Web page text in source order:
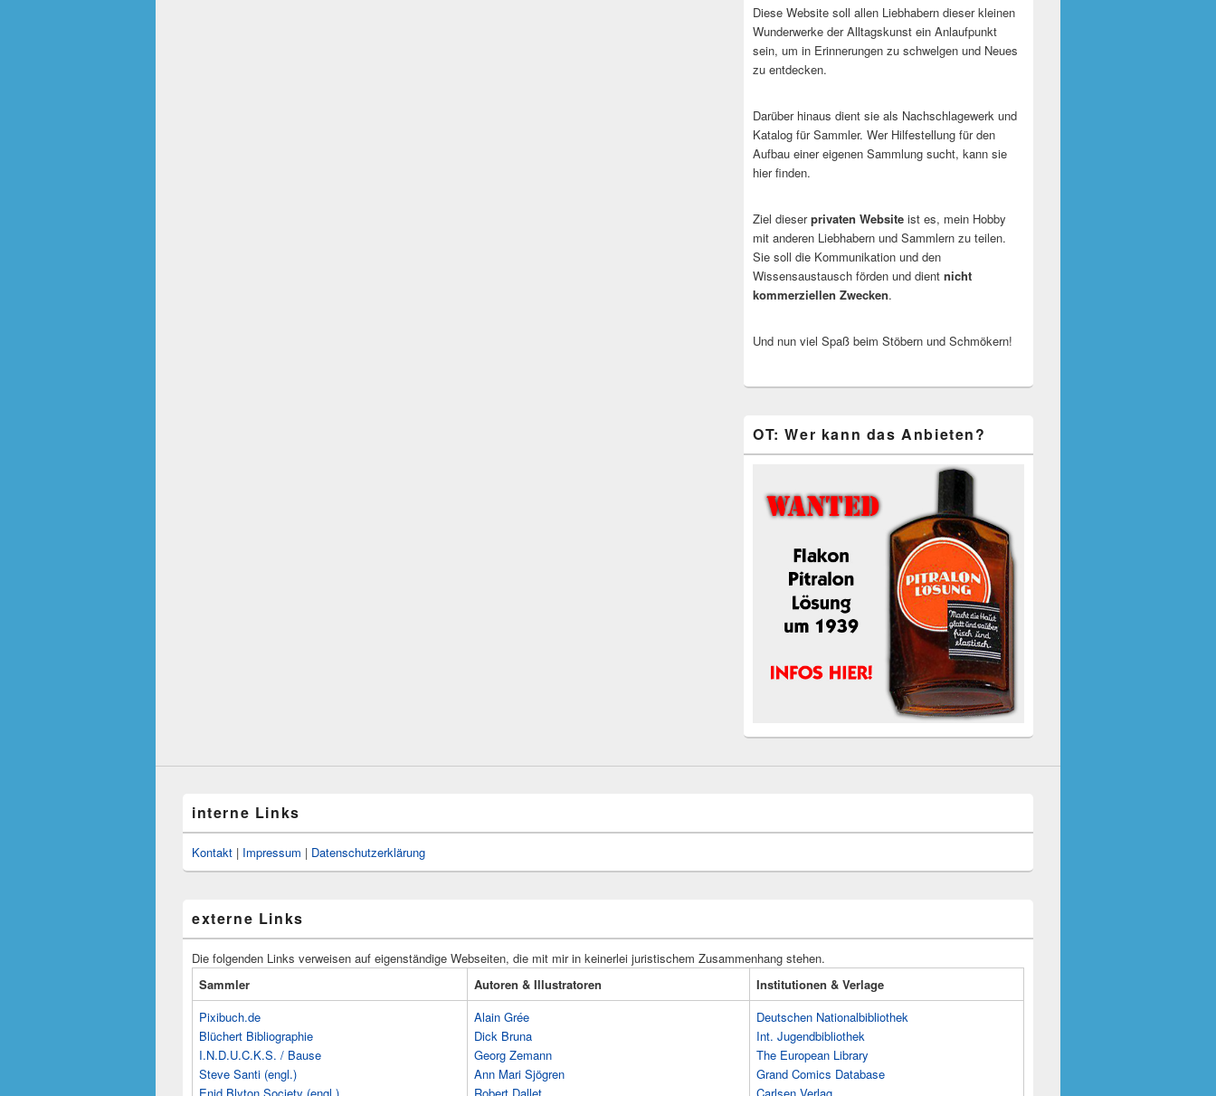
Diese Website soll allen Liebhabern dieser kleinen
Wunderwerke der Alltagskunst ein Anlaufpunkt
sein, um in Erinnerungen zu schwelgen und Neues
zu entdecken.
Darüber hinaus dient sie als Nachschlagewerk und
Katalog für Sammler. Wer Hilfestellung für den
Aufbau einer eigenen Sammlung sucht, kann sie
hier finden.
Ziel dieserprivaten Website ist es, mein Hobby
mit anderen Liebhabern und Sammlern zu teilen.
Sie soll die Kommunikation und den
Wissensaustausch förden und dient nicht
kommerziellen Zwecken.
Und nun viel Spaß beim Stöbern und Schmökern!
OT: Wer kann das Anbieten?
interne Links
Kontakt | Impressum | Datenschutzerklärung
externe Links
Die folgenden Links verweisen auf eigenständige Webseiten, die mit mir in keinerlei juristischem Zusammenhang stehen.
Sammler
Autoren & Illustratoren
Institutionen & Verlage
Pixibuch.de
Blüchert Bibliographie
I.N.D.U.C.K.S. / Bause
Steve Santi (engl.)
Alain Grée
Dick Bruna
Georg Zemann
Ann Mari Sjögren
Deutschen Nationalbibliothek
Int. Jugendbibliothek
The European Library
Grand Comics Database